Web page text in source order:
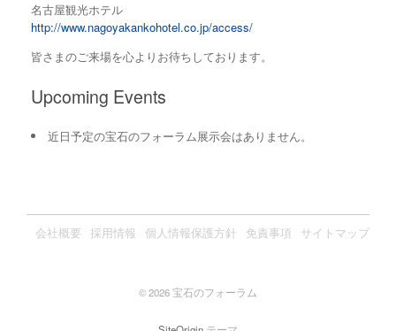
名古屋観光ホテル
http://www.nagoyakankohotel.co.jp/access/
皆さまのご来場を心よりお待ちしております。
Upcoming Events
近日予定の宝石のフォーラム展示会はありません。
会社概要 採用情報 個人情報保護方針 免責事項 サイトマップ
© 2026 宝石のフォーラム